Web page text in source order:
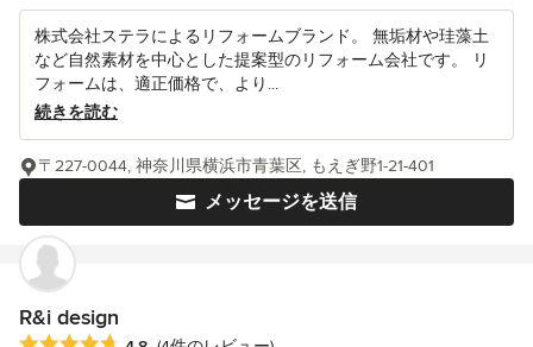
株式会社ステラによるリフォームブランド。 無垢材や珪藻土
など自然素材を中心とした提案型のリフォーム会社です。 リ
フォームは、適正価格で、より...
続きを読む
メッセージを送信
〒227-0044, 神奈川県横浜市青葉区, もえぎ野1-21-401
R&i design